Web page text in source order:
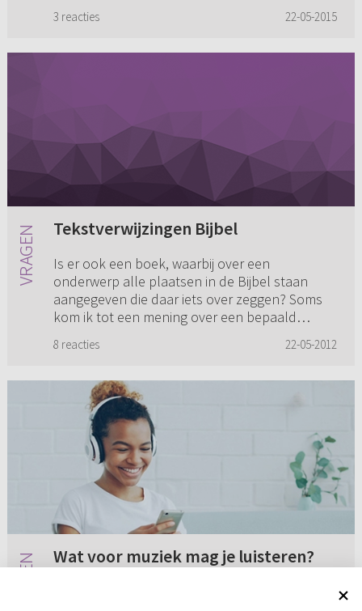
3 reacties 22-05-2015
Tekstverwijzingen Bijbel
Is er ook een boek, waarbij over een
onderwerp alle plaatsen in de Bijbel staan
aangegeven die daar iets over zeggen? Soms
kom ik tot een mening over een bepaald
8 reacties 22-05-2012
Wat voor muziek mag je luisteren?